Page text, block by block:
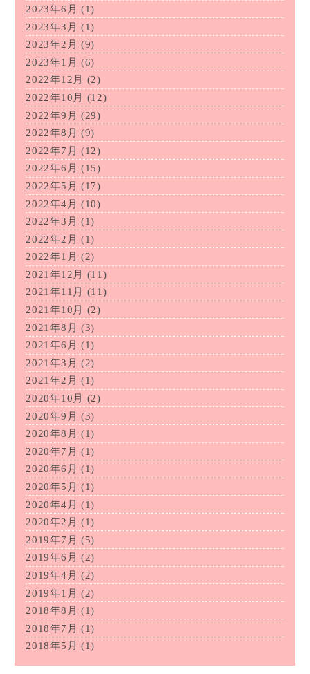
2023年6月 (1)
2023年3月 (1)
2023年2月 (9)
2023年1月 (6)
2022年12月
(2)
2022年10月
(12)
2022年9月 (29)
2022年8月 (9)
2022年7月 (12)
2022年6月 (15)
2022年5月 (17)
2022年4月 (10)
2022年3月 (1)
2022年2月 (1)
2022年1月 (2)
2021年12月
(11)
2021年11月
(11)
2021年10月
(2)
2021年8月 (3)
2021年6月 (1)
2021年3月 (2)
2021年2月 (1)
2020年10月
(2)
2020年9月 (3)
2020年8月 (1)
2020年7月 (1)
2020年6月 (1)
2020年5月 (1)
2020年4月 (1)
2020年2月 (1)
2019年7月 (5)
2019年6月 (2)
2019年4月 (2)
2019年1月 (2)
2018年8月 (1)
2018年7月 (1)
2018年5月 (1)